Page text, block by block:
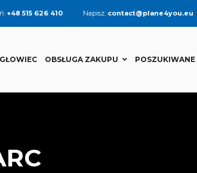
+48 515 626 410 Napisz: contact@plane4you.eu
OBSŁUGA ZAKUPU POSZUKIWANE